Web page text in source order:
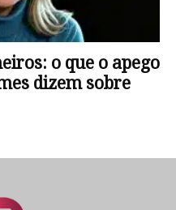
o que o apego
dizem sobre